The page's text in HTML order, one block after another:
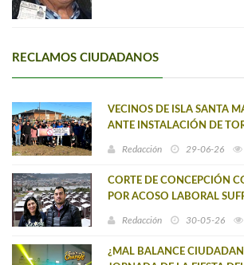
RECLAMOS CIUDADANOS
VECINOS DE ISLA SANTA
ANTE INSTALACIÓN DE
Redacción 29-06-26
CORTE DE CONCEPCIÓN
POR ACOSO LABORAL
Redacción 30-05-26
¿MAL BALANCE